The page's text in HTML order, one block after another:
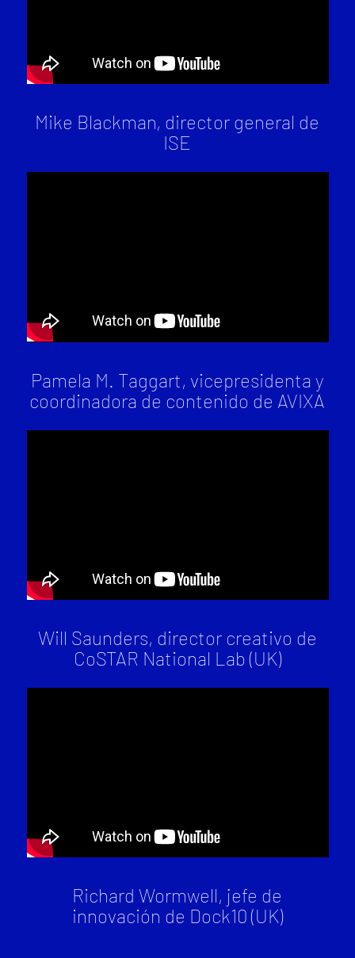
Mike Blackman, director general de
ISE
Pamela M. Taggart, vicepresidenta y
coordinadora de contenido de AVIXA
Will Saunders, director creativo de
CoSTAR National Lab (UK)
Richard Wormwell, jefe de
innovación de Dock10 (UK)